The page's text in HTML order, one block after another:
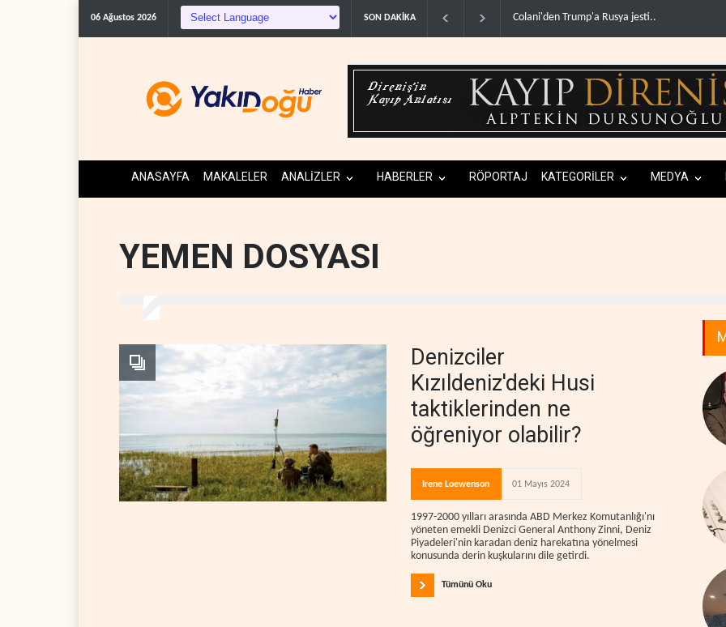
06 Ağustos 2026 SON DAKİKA İsrail basınından terörist yerleşimcilere destek
ANASAYFA MAKALELER ANALİZLER HABERLER RÖPORTAJ KATEGORİLER MEDYA
YEMEN DOSYASI
Denizciler
Kızıldeniz'deki Husi
taktiklerinden ne
öğreniyor olabilir?
Irene Loewenson 01 Mayıs 2024
1997-2000 yılları arasında ABD Merkez Komutanlığı'nı
yöneten emekli Denizci General Anthony Zinni, Deniz
Piyadeleri'nin karadan deniz harekatına yönelmesi
konusunda derin kuşkularını dile getirdi.
Tümünü Oku